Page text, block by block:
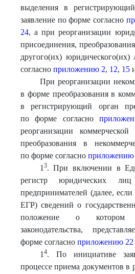
выделения в регистрирующий
заявление по форме согласно
24, а при реорганизации
присоединения,
другого(их)
согласно приложению 2, 12, 15
При реорганизации
в форме преобразования в
в регистрирующий орган
по форме согласно
реорганизации
преобразования в
по форме согласно приложению
1 3. При включении в
регистр юридических
предпринимателей (далее,
ЕГР) сведений о
положение о котором
законодательства,
форме согласно приложению 22
1 4. По инициативе
процессе приема документов в